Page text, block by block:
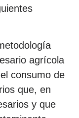
agrícola
consumo de
que, en
y que